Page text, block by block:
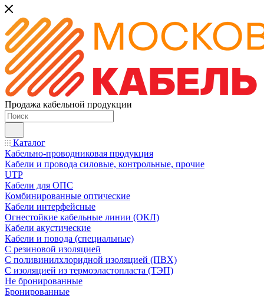
Продажа кабельной продукции
Каталог
Кабельно-проводниковая продукция
Кабели и провода силовые, контрольные, прочие
UTP
Кабели для ОПС
Комбинированные оптические
Кабели интерфейсные
Огнестойкие кабельные линии (ОКЛ)
Кабели акустические
Кабели и повода (специальные)
С резиновой изоляцией
С поливинилхлоридной изоляцией (ПВХ)
С изоляцией из термоэластопласта (ТЭП)
Не бронированные
Бронированные